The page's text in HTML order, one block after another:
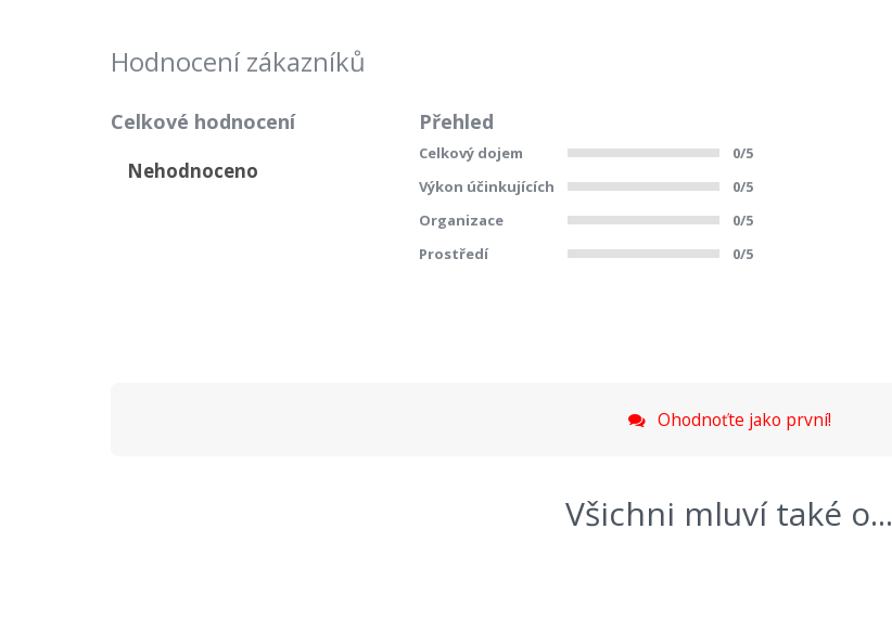
Hodnocení zákazníků
Celkové hodnocení
Nehodnoceno
Přehled
Celkový dojem
0/5
Výkon účinkujících
0/5
Organizace
0/5
Prostředí
0/5
Ohodnoťte jako první!
Všichni mluví také o...